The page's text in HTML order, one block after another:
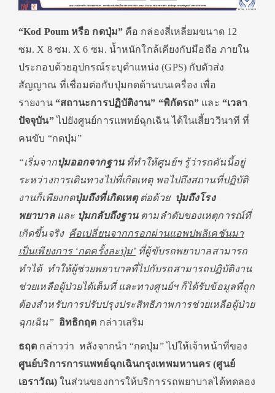
“Kod Poum หรือ กดปุ่ม”คือ กล่องสี่เหลี่ยมขนาด 12
ซม. X 8 ซม. X 6 ซม. น้ำหนักใกล้เคียงกับมือถือ ภายใน
ประกอบด้วยอุปกรณ์ระบุตำแหน่ง (GPS) กับตัวส่ง
สัญญาณ ที่เชื่อมต่อกับปุ่มกดด้านบนเครื่อง เพื่อ
รายงาน “สถานะการปฏิบัติงาน” “พิกัดรถ” และ “เวลา
ปัจจุบัน”ไปยังศูนย์การแพทย์ฉุกเฉิน ได้ในเสี้ยววินาที ที่
คนขับ “กดปุ่ม”
“เริ่มจากปุ่มออกจากฐาน ที่ทำให้ศูนย์ฯ รู้ว่ารถคันนี้อยู่
ระหว่างการเดินทางไปที่เกิดเหตุ พอไปถึงสถานที่ปฏิบัติ
งานก็เพียงกดปุ่มถึงที่เกิดเหตุต่อด้วย
ปุ่มถึงโรง
พยาบาลและ ปุ่มกลับถึงฐานตามลำดับของเหตุการณ์ที่
เกิดขึ้นจริง คือเปลี่ยนจากกรอกผ่านแอพปพลิเคชันมา
เป็นเพียงการ ‘กดครั้งละปุ่ม’ ที่ผู้ขับรถพยาบาลสามารถ
ทำได้ ทำให้ผู้ช่วยพยาบาลที่ไปกับรถสามารถปฏิบัติงาน
ช่วยเหลือผู้ป่วยได้เต็มที่ และทางศูนย์ฯ ก็ได้รับข้อมูลที่ถูก
ต้องสำหรับการปรับปรุงประสิทธิภาพการช่วยเหลือผู้ป่วย
ฉุกเฉิน” อิทธิกฤต กล่าวเสริม
ธฤต กล่าวว่า หลังจากนำ “กดปุ่ม” ไปให้เจ้าหน้าที่ของ
ศูนย์บริการการแพทย์ฉุกเฉินกรุงเทพมหานคร (ศูนย์
เอราวัณ)ในส่วนของการให้บริการรถพยาบาลได้ทดลอง